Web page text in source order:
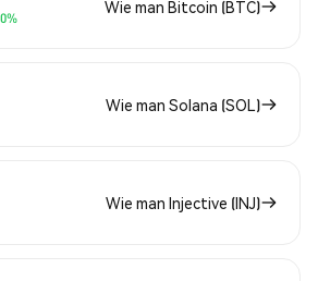
Wie man Bitcoin (BTC)
Wie man Solana (SOL)
Wie man Injective (INJ)